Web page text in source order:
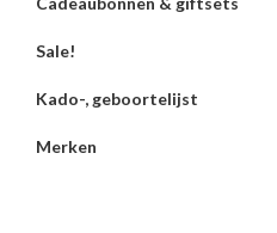
Sale!
Kado-, geboortelijst
Merken